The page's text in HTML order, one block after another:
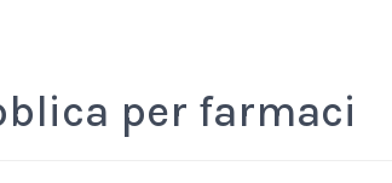
per farmaci